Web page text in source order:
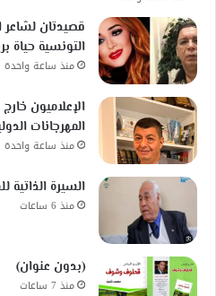
قصيدتان لشاعر
التونسية
منذ ساعة واحدة
الإعلاميون
المهرجانات
منذ ساعة واحدة
السيرة
منذ 6 ساعات
(بدون عنوان)
منذ 7 ساعات